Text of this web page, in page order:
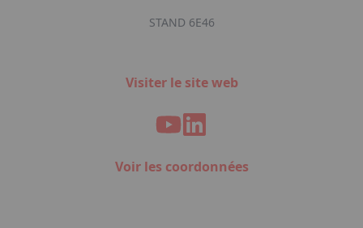
STAND 6E46
Visiter le site web
Voir les coordonnées